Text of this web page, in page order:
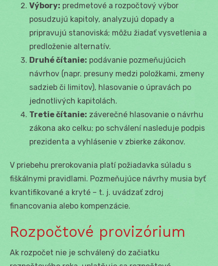
Výbory: predmetové a rozpočtový výbor
posudzujú kapitoly, analyzujú dopady a
pripravujú stanoviská; môžu žiadať vysvetlenia a
predloženie alternatív.
Druhé čítanie: podávanie pozmeňujúcich
návrhov (napr. presuny medzi položkami, zmeny
sadzieb či limitov), hlasovanie o úpravách po
jednotlivých kapitolách.
Tretie čítanie: záverečné hlasovanie o návrhu
zákona ako celku; po schválení nasleduje podpis
prezidenta a vyhlásenie v zbierke zákonov.
V priebehu prerokovania platí požiadavka súladu s
fiškálnymi pravidlami. Pozmeňujúce návrhy musia byť
kvantifikované a kryté – t. j. uvádzať zdroj
financovania alebo kompenzácie.
Rozpočtové provizórium
Ak rozpočet nie je schválený do začiatku